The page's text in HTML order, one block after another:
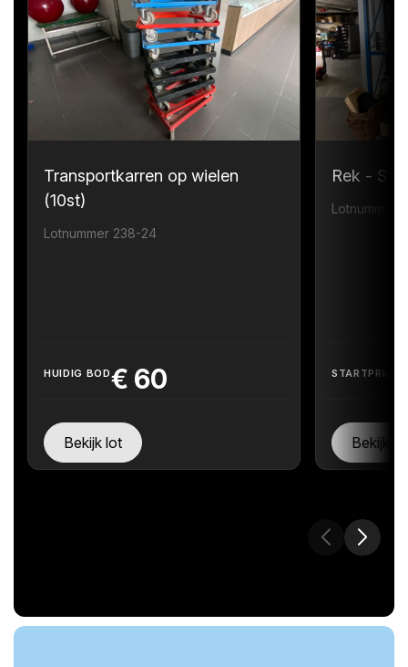
Transportkarren op wielen
(10st)
Lotnummer 238-24
HUIDIG BOD€ 60
Bekijk lot
Rek -
Lotnummer
STARTPRIJS
Bekijk